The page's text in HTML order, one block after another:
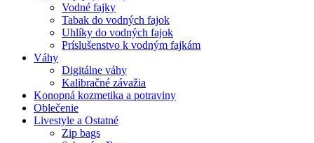
Vodné fajky
Tabak do vodných fajok
Uhlíky do vodných fajok
Príslušenstvo k vodným fajkám
Váhy
Digitálne váhy
Kalibračné závažia
Konopná kozmetika a potraviny
Oblečenie
Livestyle a Ostatné
Zip bags